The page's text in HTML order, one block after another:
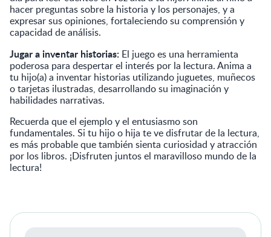
hacer preguntas sobre la historia y los personajes, y a
expresar sus opiniones, fortaleciendo su comprensión y
capacidad de análisis.
Jugar a inventar historias: El juego es una herramienta
poderosa para despertar el interés por la lectura. Anima a
tu hijo(a) a inventar historias utilizando juguetes, muñecos
o tarjetas ilustradas, desarrollando su imaginación y
habilidades narrativas.
Recuerda que el ejemplo y el entusiasmo son
fundamentales. Si tu hijo o hija te ve disfrutar de la lectura,
es más probable que también sienta curiosidad y atracción
por los libros. ¡Disfruten juntos el maravilloso mundo de la
lectura!